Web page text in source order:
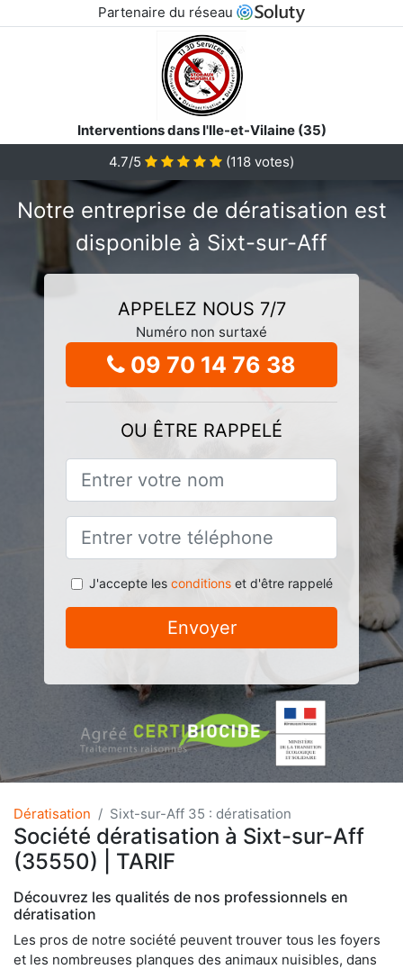
Partenaire du réseau
Interventions dans l'Ile-et-Vilaine (35)
4.7/5
(118 votes)
Notre entreprise de dératisation est
disponible à Sixt-sur-Aff
APPELEZ NOUS 7/7
Numéro non surtaxé
09 70 14 76 38
OU ÊTRE RAPPELÉ
J'accepte les conditionset d'être rappelé
Envoyer
Dératisation Sixt-sur-Aff 35 : dératisation
Société dératisation à Sixt-sur-Aff
(35550) | TARIF
Découvrez les qualités de nos professionnels en
dératisation
Les pros de notre société peuvent trouver tous les foyers
et les nombreuses planques des animaux nuisibles, dans